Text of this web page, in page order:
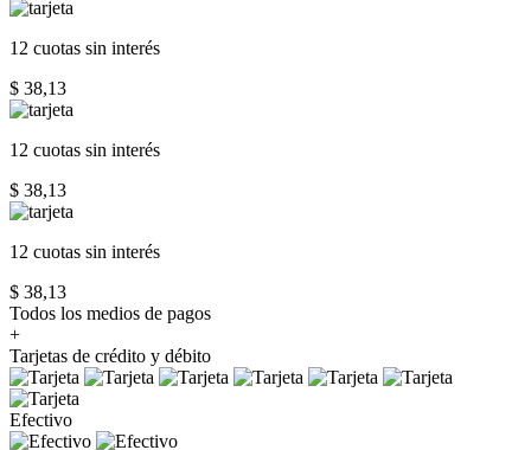
12 cuotas sin interés
$ 38,13
12 cuotas sin interés
$ 38,13
12 cuotas sin interés
$ 38,13
Todos los medios de pagos
+
Tarjetas de crédito y débito
Efectivo